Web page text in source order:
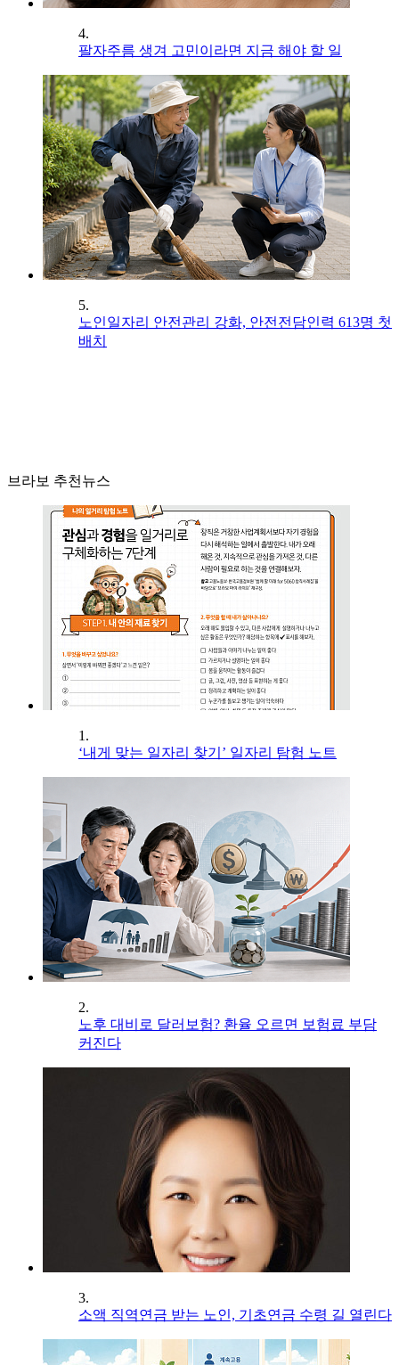
4.
팔자주름 생겨 고민이라면 지금 해야 할 일
5.
노인일자리 안전관리 강화, 안전전담인력 613명 첫
배치
브라보 추천뉴스
1.
‘내게 맞는 일자리 찾기’ 일자리 탐험 노트
2.
노후 대비로 달러보험? 환율 오르면 보험료 부담
커진다
3.
소액 직역연금 받는 노인, 기초연금 수령 길 열린다